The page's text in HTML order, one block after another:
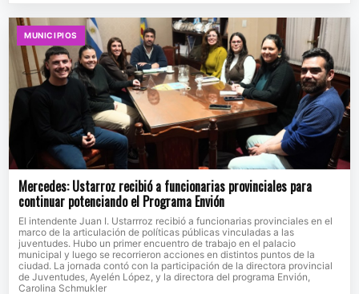
MUNICIPIOS
Mercedes: Ustarroz recibió a funcionarias provinciales para
continuar potenciando el Programa Envión
El intendente Juan I. Ustarrroz recibió a funcionarias provinciales en el
marco de la articulación de políticas públicas vinculadas a las
juventudes. Hubo un primer encuentro de trabajo en el palacio
municipal y luego se recorrieron acciones en distintos puntos de la
ciudad. La jornada contó con la participación de la directora provincial
de Juventudes, Ayelén López, y la directora del programa Envión,
Carolina Schmukler